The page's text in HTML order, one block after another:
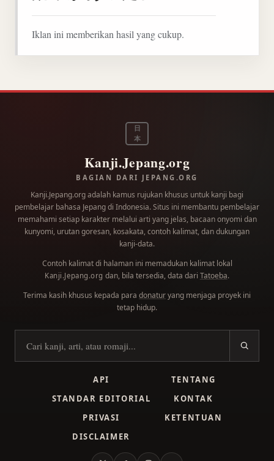
Iklan ini memberikan hasil yang cukup.
日
本
Kanji.Jepang.org
BAGIAN DARI JEPANG.ORG
Kanji.Jepang.org adalah kamus rujukan khusus untuk kanji bagi
pembelajar bahasa Jepang di Indonesia. Situs ini membantu pembelajar
memahami setiap karakter melalui arti yang jelas, bacaan onyomi dan
kunyomi, urutan goresan, kosakata, contoh kalimat, dan dukungan
kanji-data.
Contoh kalimat di halaman ini memadukan kalimat lokal
Kanji.Jepang.org dan, bila tersedia, data dari Tatoeba.
Terima kasih khusus kepada para donaturyang menjaga proyek ini
tetap hidup.
Cari kanji
API
TENTANG
STANDAR EDITORIAL
KONTAK
PRIVASI
KETENTUAN
DISCLAIMER